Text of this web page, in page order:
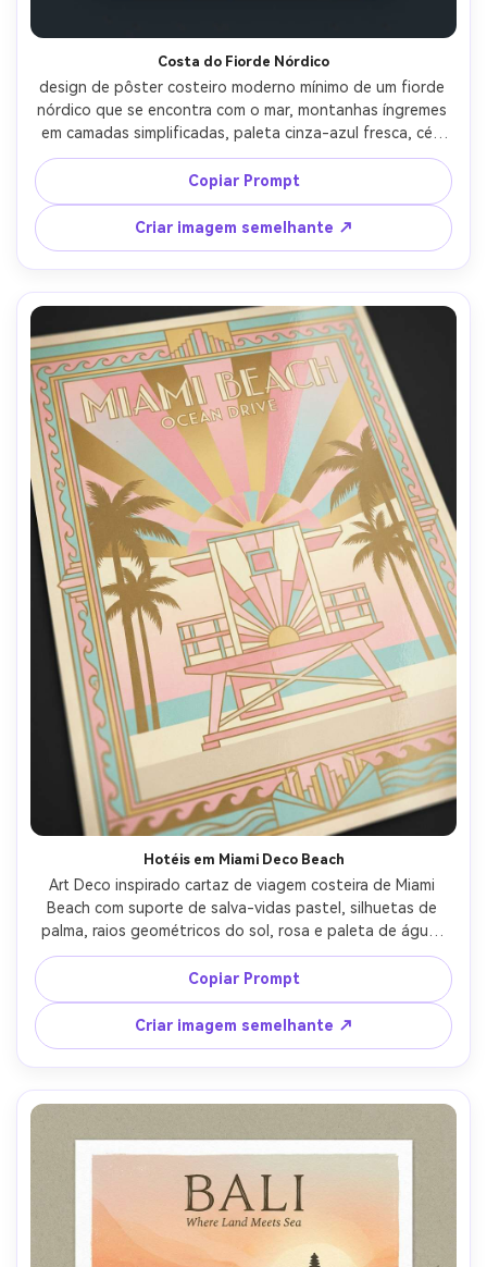
Costa do Fiorde Nórdico
design de pôster costeiro moderno mínimo de um fiorde
nórdico que se encontra com o mar, montanhas íngremes
em camadas simplificadas, paleta cinza-azul fresca, céu
gradiente limpo, sotaque minúsculo de cabine vermelha,
tipografia refinada "fjord COAST" com linha pequena
"horizontes tranquilos", textura de papel fosco, layout
editorial sofisticado, lente de 85mm, profundidade de
campo rasa, iluminação cinematográfica suave-AR 4:5
Copiar Prompt
Criar imagem semelhante ↗
Hotéis em Miami Deco Beach
Art Deco inspirado cartaz de viagem costeira de Miami
Beach com suporte de salva-vidas pastel, silhuetas de
palma, raios geométricos do sol, rosa e paleta de água,
borda decorativa elegante, manchete "Miami Beach" com
texto pequeno "Ocean Drive", olhar de impressão
brilhante com grão sutil, geometria vetorial nítida, lente
de 85mm, profundidade de campo rasa-AR 4:5
Copiar Prompt
Criar imagem semelhante ↗